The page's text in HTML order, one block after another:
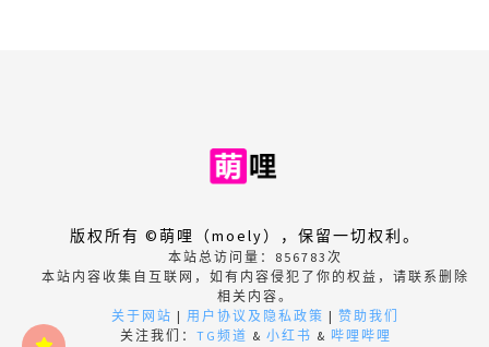
版权所有 ©萌哩（moely），保留一切权利。
本站总访问量： 856783 次
本站内容收集自互联网，如有内容侵犯了你的权益，请联系删除
相关内容。
关于网站 | 用户协议及隐私政策 | 赞助我们
关注我们： TG频道 & 小红书 & 哔哩哔哩